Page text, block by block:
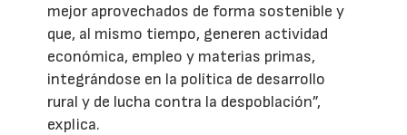
mejor aprovechados de forma sostenible y
que, al mismo tiempo, generen actividad
económica, empleo y materias primas,
integrándose en la política de desarrollo
rural y de lucha contra la despoblación”,
explica.